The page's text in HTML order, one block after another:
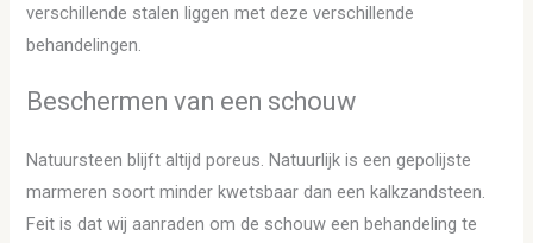
verschillende stalen liggen met deze verschillende
behandelingen.
Beschermen van een schouw
Natuursteen blijft altijd poreus. Natuurlijk is een gepolijste
marmeren soort minder kwetsbaar dan een kalkzandsteen.
Feit is dat wij aanraden om de schouw een behandeling te